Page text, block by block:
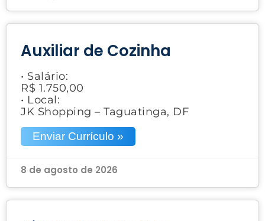
Auxiliar de Cozinha
• Salário:
R$ 1.750,00
• Local:
JK Shopping – Taguatinga, DF
Enviar Currículo »
8 de agosto de 2026